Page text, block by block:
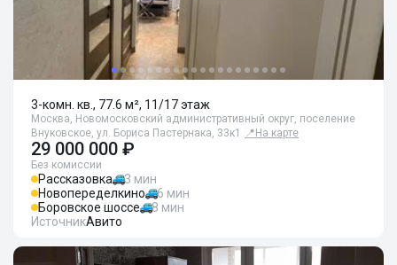
3-комн. кв., 77.6 м², 11/17 этаж
Москва, Новомосковский административный округ, поселение
Внуковское, ул. Бориса Пастернака, 33к1
📍 На карте
29 000 000 ₽
Без комиссии
Рассказовка
3 мин
Новопеределкино
6 мин
Боровское шоссе
8 мин
ИсточникАвито